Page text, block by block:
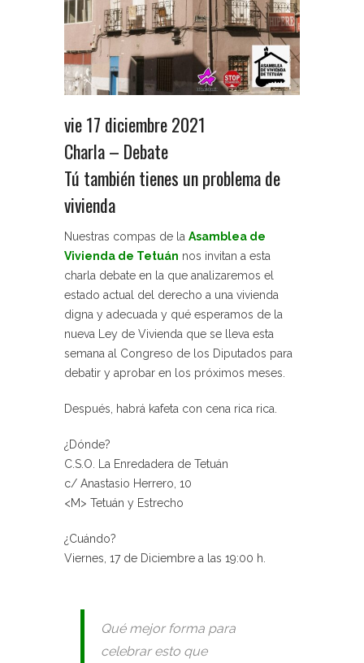
vie 17 diciembre 2021
Charla – Debate
Tú también tienes un problema de
vivienda
Nuestras compas de la Asamblea de
Vivienda de Tetuán nos invitan a esta
charla debate en la que analizaremos el
estado actual del derecho a una vivienda
digna y adecuada y qué esperamos de la
nueva Ley de Vivienda que se lleva esta
semana al Congreso de los Diputados para
debatir y aprobar en los próximos meses.
Después, habrá kafeta con cena rica rica.
¿Dónde?
C.S.O. La Enredadera de Tetuán
c/ Anastasio Herrero, 10
<M> Tetuán y Estrecho
¿Cuándo?
Viernes, 17 de Diciembre a las 19:00 h.
Qué mejor forma para
celebrar esto que